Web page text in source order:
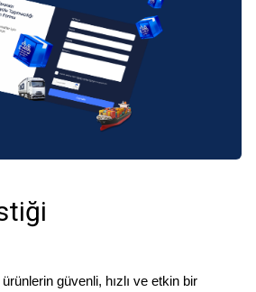
güvenli, hızlı ve etkin bir